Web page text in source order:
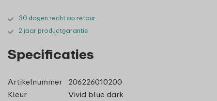
30 dagen recht op retour
2 jaar productgarantie
Specificaties
Artikelnummer
206226010200
Kleur
Vivid blue dark